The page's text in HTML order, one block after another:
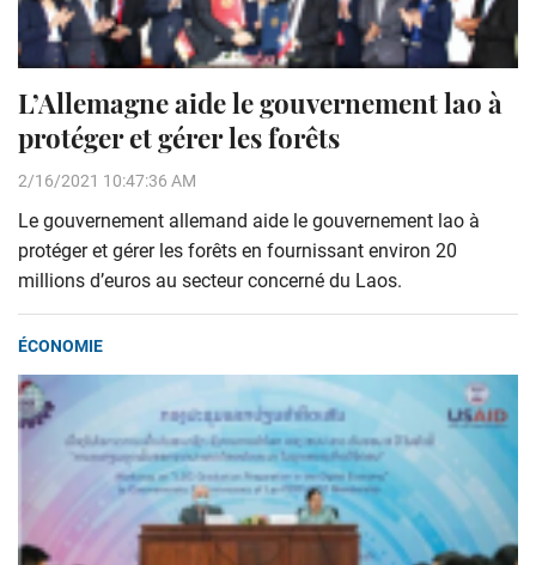
L’Allemagne aide le gouvernement lao à
protéger et gérer les forêts
2/16/2021 10:47:36 AM
Le gouvernement allemand aide le gouvernement lao à
protéger et gérer les forêts en fournissant environ 20
millions d’euros au secteur concerné du Laos.
ÉCONOMIE